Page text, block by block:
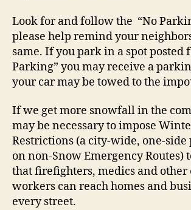
Look for and follow the “No
please help remind your
same. If you park in a spot posted
Parking” you may receive a
your car may be towed to the
If we get more snowfall in the
may be necessary to impose
Restrictions (a city-wide, one-
on non-Snow Emergency Routes)
that firefighters, medics and other
workers can reach homes and
every street.